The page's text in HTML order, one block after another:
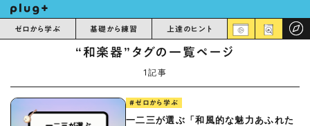
ゼロから学ぶ 基礎から練習 上達のヒント
“和楽器”タグの一覧ページ
1記事
#ゼロから学ぶ
一二三が選ぶ「和風的な魅力あふれた